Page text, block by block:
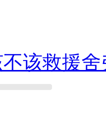
该救援舍